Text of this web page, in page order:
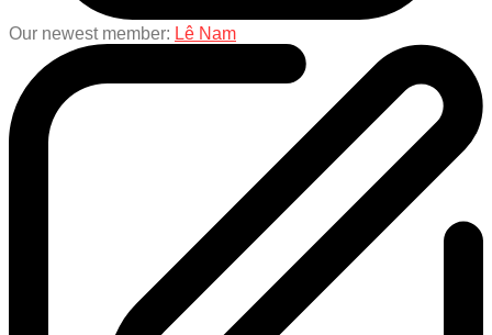
Our newest member: Lê Nam